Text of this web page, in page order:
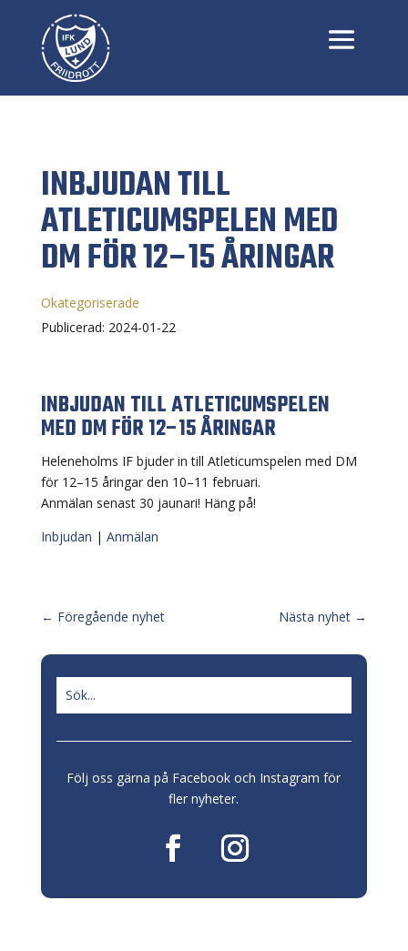
INBJUDAN TILL
ATLETICUMSPELEN MED
DM FÖR 12–15 ÅRINGAR
Okategoriserade
Publicerad: 2024-01-22
INBJUDAN TILL ATLETICUMSPELEN
MED DM FÖR 12–15 ÅRINGAR
Heleneholms IF bjuder in till Atleticumspelen med DM
för 12–15 åringar den 10–11 februari.
Anmälan senast 30 jaunari! Häng på!
Inbjudan | Anmälan
← Föregående nyhet Nästa nyhet →
Följ oss gärna på Facebook och Instagram för
fler nyheter.